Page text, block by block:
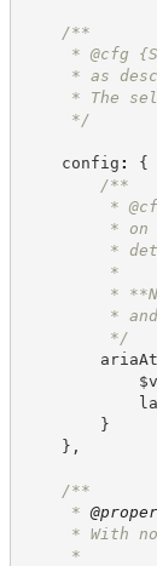
/**
* @cfg
* as
* The
*/
config :
{
/**
*
* on this
*
*
* **Note**
* and
*/
}
} ,
/**
*
* With no
*